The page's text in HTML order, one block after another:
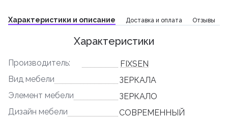
Характеристики и описание Доставка и оплата Отзывы
Характеристики
Производитель:
FIXSEN
Вид мебели
ЗЕРКАЛА
Элемент мебели
ЗЕРКАЛО
Дизайн мебели
СОВРЕМЕННЫЙ